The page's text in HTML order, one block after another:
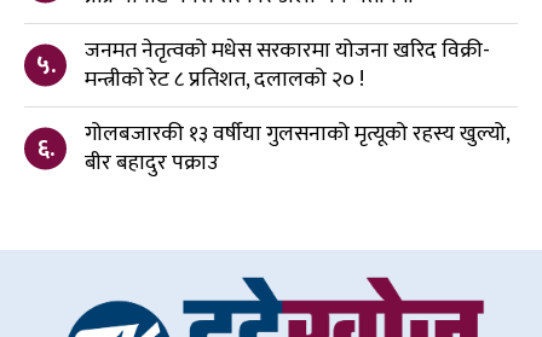
५.
जनमत नेतृत्वको मधेस सरकारमा योजना खरिद विक्री-
मन्त्रीको रेट ८ प्रतिशत, दलालको २० !
६.
गोलबजारकी १३ वर्षीया गुलसनाको मृत्यूको रहस्य खुल्यो,
बीर बहादुर पक्राउ